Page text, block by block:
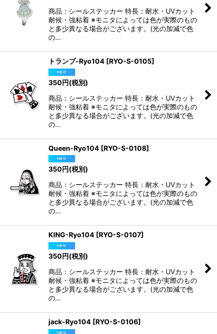
商品：シールステッカー 特長：耐水・UVカット
耐候・強粘着 ※モニタによっては色が実際のもの
と多少異なる場合がございます。(光の加減で色
の…
トランプ-Ryo104 [RYO-S-0105]
350円(税別)
商品：シールステッカー 特長：耐水・UVカット
耐候・強粘着 ※モニタによっては色が実際のもの
と多少異なる場合がございます。(光の加減で色
の…
Queen-Ryo104 [RYO-S-0108]
350円(税別)
商品：シールステッカー 特長：耐水・UVカット
耐候・強粘着 ※モニタによっては色が実際のもの
と多少異なる場合がございます。(光の加減で色
の…
KING-Ryo104 [RYO-S-0107]
350円(税別)
商品：シールステッカー 特長：耐水・UVカット
耐候・強粘着 ※モニタによっては色が実際のもの
と多少異なる場合がございます。(光の加減で色
の…
jack-Ryo104 [RYO-S-0106]